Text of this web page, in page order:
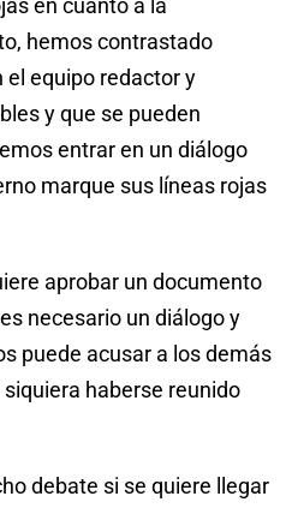
en cuanto a la
hemos contrastado
el equipo redactor y
y que se pueden
entrar en un diálogo
marque sus líneas rojas
aprobar un documento
necesario un diálogo y
puede acusar a los demás
haberse reunido
debate si se quiere llegar